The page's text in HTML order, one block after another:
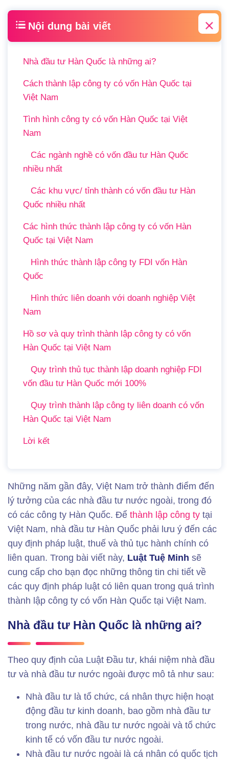
Nội dung bài viết
Nhà đầu tư Hàn Quốc là những ai?
Cách thành lập công ty có vốn Hàn Quốc tại
Việt Nam
Tình hình công ty có vốn Hàn Quốc tại Việt
Nam
Các ngành nghề có vốn đầu tư Hàn Quốc
nhiều nhất
Các khu vực/ tỉnh thành có vốn đầu tư Hàn
Quốc nhiều nhất
Các hình thức thành lập công ty có vốn Hàn
Quốc tại Việt Nam
Hình thức thành lập công ty FDI vốn Hàn
Quốc
Hình thức liên doanh với doanh nghiệp Việt
Nam
Hồ sơ và quy trình thành lập công ty có vốn
Hàn Quốc tại Việt Nam
Quy trình thủ tục thành lập doanh nghiệp FDI
vốn đầu tư Hàn Quốc mới 100%
Quy trình thành lập công ty liên doanh có vốn
Hàn Quốc tại Việt Nam
Lời kết
Những năm gần đây, Việt Nam trở thành điểm đến
lý tưởng của các nhà đầu tư nước ngoài, trong đó
có các công ty Hàn Quốc. Để thành lập công ty tại
Việt Nam, nhà đầu tư Hàn Quốc phải lưu ý đến các
quy định pháp luật, thuế và thủ tục hành chính có
liên quan. Trong bài viết này, Luật Tuệ Minh sẽ
cung cấp cho bạn đọc những thông tin chi tiết về
các quy định pháp luật có liên quan trong quá trình
thành lập công ty có vốn Hàn Quốc tại Việt Nam.
Nhà đầu tư Hàn Quốc là những ai?
Theo quy định của Luật Đầu tư, khái niệm nhà đầu
tư và nhà đầu tư nước ngoài được mô tả như sau:
Nhà đầu tư là tổ chức, cá nhân thực hiện hoạt
động đầu tư kinh doanh, bao gồm nhà đầu tư
trong nước, nhà đầu tư nước ngoài và tổ chức
kinh tế có vốn đầu tư nước ngoài.
Nhà đầu tư nước ngoài là cá nhân có quốc tịch